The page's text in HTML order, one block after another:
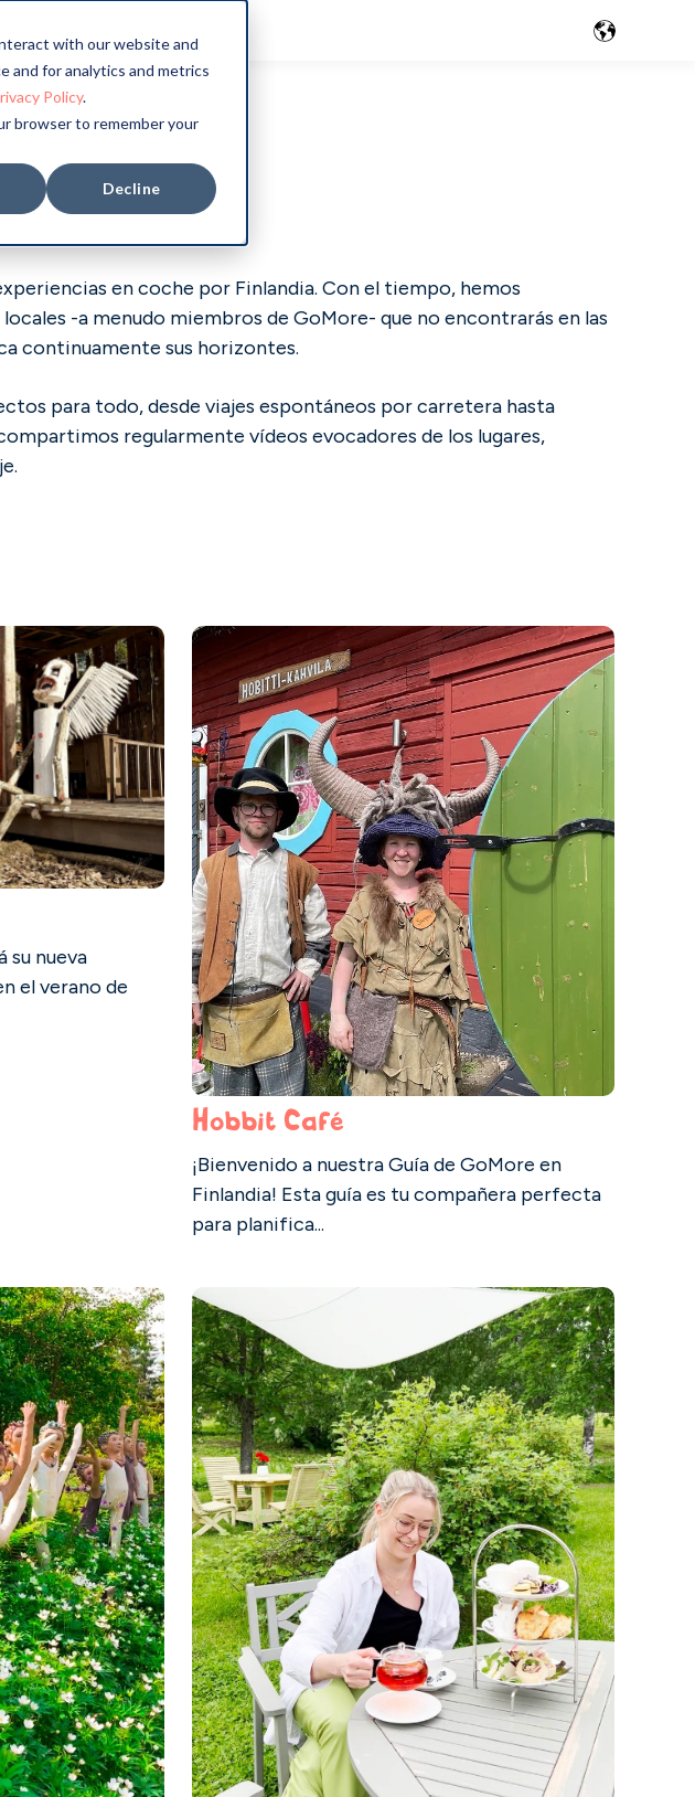
with our website and
and for analytics and metrics
Policy.
browser to remember your
Decline
en coche por Finlandia. Con el tiempo, hemos
-a menudo miembros de GoMore- que no encontrarás en las
continuamente sus horizontes.
para todo, desde viajes espontáneos por carretera hasta
regularmente vídeos evocadores de los lugares,
su nueva
el verano de
Hobbit Café
¡Bienvenido a nuestra Guía de GoMore en
Finlandia! Esta guía es tu compañera perfecta
para planifica...